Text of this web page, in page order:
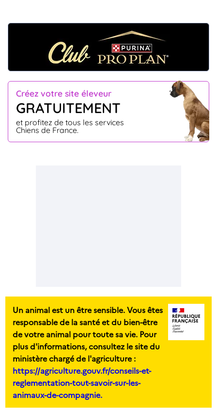
Créez votre site éleveur
GRATUITEMENT
et profitez de tous les services
Chiens de France.
Un animal est un être sensible. Vous êtes
responsable de la santé et du bien-être
de votre animal pour toute sa vie. Pour
plus d'informations, consultez le site du
ministère chargé de l'agriculture :
https://agriculture.gouv.fr/conseils-et-
reglementation-tout-savoir-sur-les-
animaux-de-compagnie.